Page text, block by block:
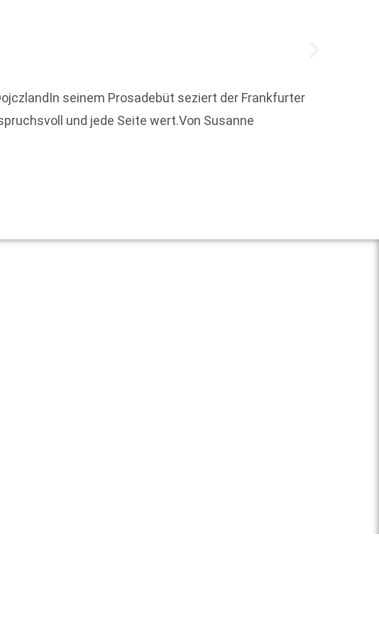
seinem Prosadebüt seziert der Frankfurter
und jede Seite wert.Von Susanne